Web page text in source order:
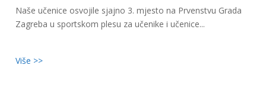
Naše učenice osvojile sjajno 3. mjesto na Prvenstvu Grada
Zagreba u sportskom plesu za učenike i učenice...
Više >>